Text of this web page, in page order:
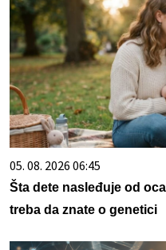
05. 08. 2026 06:45
Šta dete nasleđuje od
treba da znate o genetici